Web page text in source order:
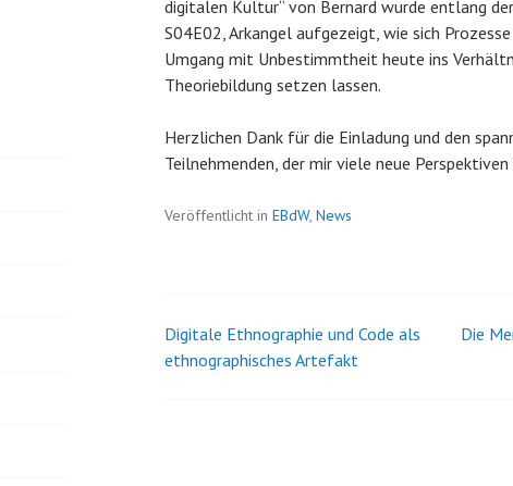
digitalen Kultur“ von Bernard wurde entlang
S04E02, Arkangel aufgezeigt, wie sich
Umgang mit Unbestimmtheit heute ins
Theoriebildung setzen lassen.
Herzlichen Dank für die Einladung und den
Teilnehmenden, der mir viele neue
Veröffentlicht in EBdW, News
Beitrags-
Digitale Ethnographie und Code als
ethnographisches Artefakt
Die